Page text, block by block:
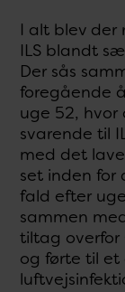
I alt blev der
ILS blandt
Der sås
foregående
uge 52,
svarende til
med det
set inden for
fald efter
sammen
tiltag overfor
og førte til et